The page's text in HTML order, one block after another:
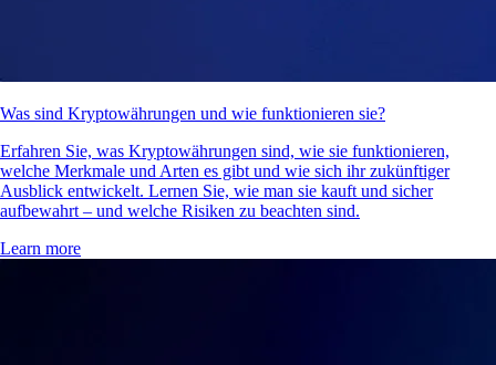
Was sind Kryptowährungen und wie funktionieren sie?
Erfahren Sie, was Kryptowährungen sind, wie sie funktionieren,
welche Merkmale und Arten es gibt und wie sich ihr zukünftiger
Ausblick entwickelt. Lernen Sie, wie man sie kauft und sicher
aufbewahrt – und welche Risiken zu beachten sind.
Learn more